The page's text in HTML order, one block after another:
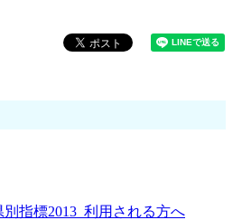
指標2013_利用される方へ